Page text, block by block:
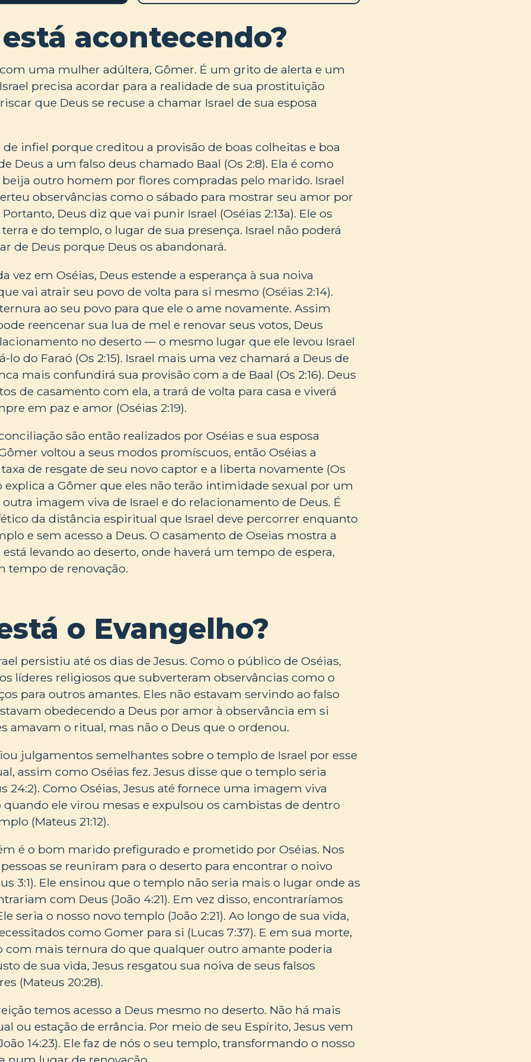
acontecendo?
uma mulher adúltera, Gômer. É um grito de alerta e um
precisa acordar para a realidade de sua prostituição
que Deus se recuse a chamar Israel de sua esposa
de infiel porque creditou a provisão de boas colheitas e boa
Deus a um falso deus chamado Baal (Os 2:8). Ela é como
outro homem por flores compradas pelo marido. Israel
observâncias como o sábado para mostrar seu amor por
Portanto, Deus diz que vai punir Israel (Oséias 2:13a). Ele os
e do templo, o lugar de sua presença. Israel não poderá
de Deus porque Deus os abandonará.
vez em Oséias, Deus estende a esperança à sua noiva
vai atrair seu povo de volta para si mesmo (Oséias 2:14).
ao seu povo para que ele o ame novamente. Assim
reencenar sua lua de mel e renovar seus votos, Deus
no deserto — o mesmo lugar que ele levou Israel
lo do Faraó (Os 2:15). Israel mais uma vez chamará a Deus de
mais confundirá sua provisão com a de Baal (Os 2:16). Deus
de casamento com ela, a trará de volta para casa e viverá
em paz e amor (Oséias 2:19).
são então realizados por Oséias e sua esposa
voltou a seus modos promíscuos, então Oséias a
de resgate de seu novo captor e a liberta novamente (Os
explica a Gômer que eles não terão intimidade sexual por um
outra imagem viva de Israel e do relacionamento de Deus. É
da distância espiritual que Israel deve percorrer enquanto
e sem acesso a Deus. O casamento de Oseias mostra a
está levando ao deserto, onde haverá um tempo de espera,
tempo de renovação.
o Evangelho?
persistiu até os dias de Jesus. Como o público de Oséias,
líderes religiosos que subverteram observâncias como o
para outros amantes. Eles não estavam servindo ao falso
obedecendo a Deus por amor à observância em si
amavam o ritual, mas não o Deus que o ordenou.
julgamentos semelhantes sobre o templo de Israel por esse
assim como Oséias fez. Jesus disse que o templo seria
24:2). Como Oséias, Jesus até fornece uma imagem viva
quando ele virou mesas e expulsou os cambistas de dentro
(Mateus 21:12).
é o bom marido prefigurado e prometido por Oséias. Nos
pessoas se reuniram para o deserto para encontrar o noivo
3:1). Ele ensinou que o templo não seria mais o lugar onde as
com Deus (João 4:21). Em vez disso, encontraríamos
seria o nosso novo templo (João 2:21). Ao longo de sua vida,
como Gomer para si (Lucas 7:37). E em sua morte,
com mais ternura do que qualquer outro amante poderia
de sua vida, Jesus resgatou sua noiva de seus falsos
(Mateus 20:28).
temos acesso a Deus mesmo no deserto. Não há mais
ou estação de errância. Por meio de seu Espírito, Jesus vem
14:23). Ele faz de nós o seu templo, transformando o nosso